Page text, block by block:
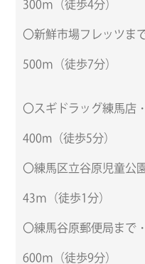
300ｍ（徒歩4分）
〇新鮮市場フレッツま
500ｍ（徒歩7分）
〇スギドラッグ練馬店
400m（徒歩5分）
〇練馬区立谷原児童公
43ｍ（徒歩1分）
〇練馬谷原郵便局まで
600ｍ（徒歩9分）